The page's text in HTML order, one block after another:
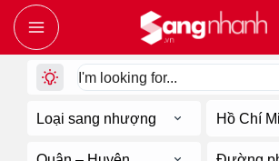
Loại sang nhượng Hồ Chí